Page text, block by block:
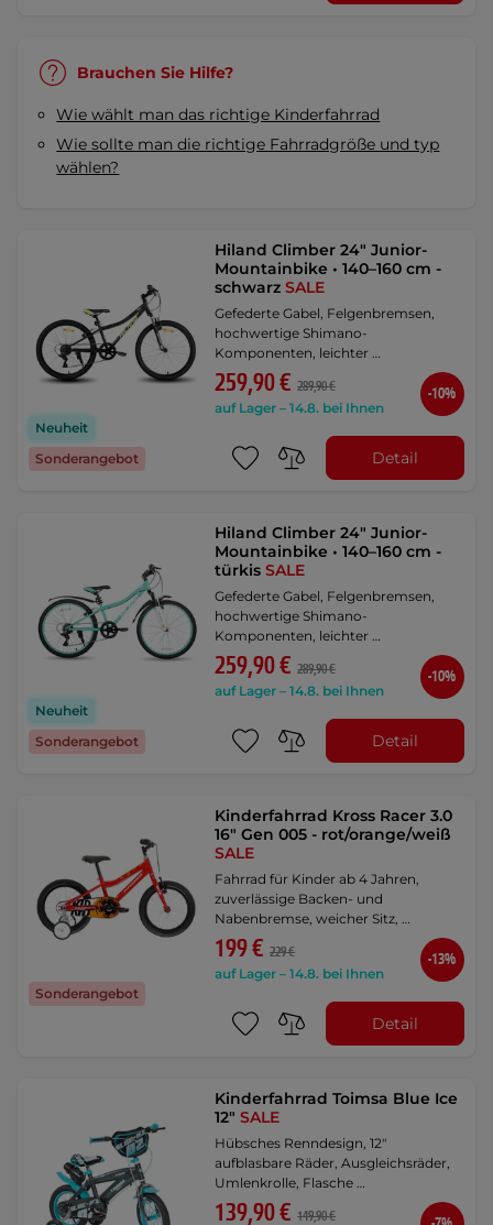
Brauchen Sie Hilfe?
Wie wählt man das richtige Kinderfahrrad
Wie sollte man die richtige Fahrradgröße und typ
wählen?
Neuheit
Sonderangebot
Hiland Climber 24" Junior-
Mountainbike • 140–160 cm -
schwarzSALE
Gefederte Gabel, Felgenbremsen,
hochwertige Shimano-
Komponenten, leichter …
259,90 € 289,90 €
auf Lager – 14.8. bei Ihnen
-10%
Detail
Neuheit
Sonderangebot
Hiland Climber 24" Junior-
Mountainbike • 140–160 cm -
türkisSALE
Gefederte Gabel, Felgenbremsen,
hochwertige Shimano-
Komponenten, leichter …
259,90 € 289,90 €
auf Lager – 14.8. bei Ihnen
-10%
Detail
Sonderangebot
Kinderfahrrad Kross Racer 3.0
16" Gen 005 - rot/orange/weiß
SALE
Fahrrad für Kinder ab 4 Jahren,
zuverlässige Backen- und
Nabenbremse, weicher Sitz, …
199 € 229 €
auf Lager – 14.8. bei Ihnen
-13%
Detail
Kinderfahrrad Toimsa Blue Ice
12"SALE
Hübsches Renndesign, 12"
aufblasbare Räder, Ausgleichsräder,
Umlenkrolle, Flasche …
139,90 € 149,90 €